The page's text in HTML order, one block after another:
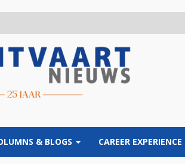
& BLOGS CAREER EXPERIENCE